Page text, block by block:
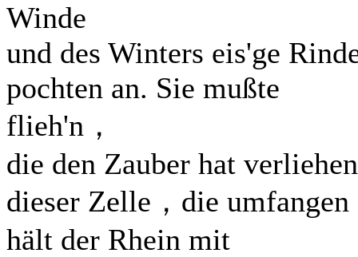
Winde
und des Winters eis'ge
pochten an. Sie mußte
flieh'n，
die den Zauber hat verliehen
dieser Zelle，die umfangen
hält der Rhein mit